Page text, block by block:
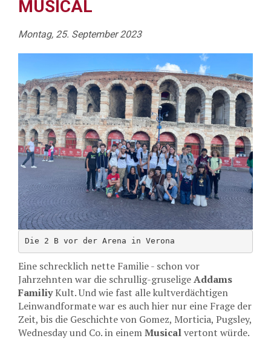
MUSICAL
Montag, 25. September 2023
Die 2 B vor der Arena in Verona
Eine schrecklich nette Familie - schon vor
Jahrzehnten war die schrullig-gruseligeAddams
FamiliyKult. Und wie fast alle kultverdächtigen
Leinwandformate war es auch hier nur eine Frage der
Zeit, bis die Geschichte von Gomez, Morticia, Pugsley,
Wednesday und Co. in einemMusicalvertont würde.